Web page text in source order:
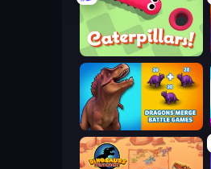
Caterpillars
Dragons Merge: Battle Games